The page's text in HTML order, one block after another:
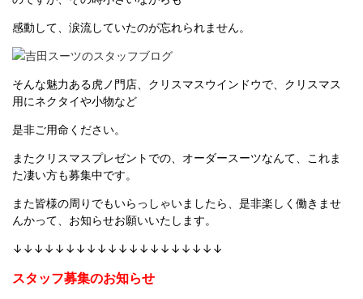
感動して、涙流していたのが忘れられません。
そんな魅力ある虎ノ門店、クリスマスウインドウで、クリスマス
用にネクタイや小物など
是非ご用命ください。
またクリスマスプレゼントでの、オーダースーツなんて、これま
た凄い方も募集中です。
また皆様の周りでもいらっしゃいましたら、是非楽しく働きませ
んかって、お知らせお願いいたします。
↓↓↓↓↓↓↓↓↓↓↓↓↓↓↓↓↓↓↓↓
スタッフ募集のお知らせ